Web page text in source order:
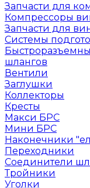
Запчасти для
Компрессоры
Запчасти для
Системы
шлангов
Вентили
Заглушки
Коллекторы
Кресты
Макси БРС
Мини БРС
Наконечники
Переходники
Соединители
Тройники
Уголки